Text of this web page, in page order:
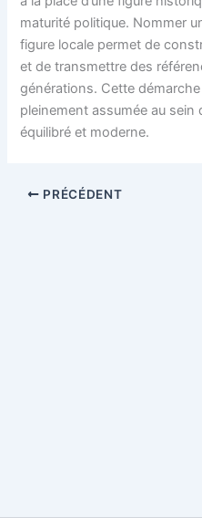
maturité politique. Nommer
figure locale permet de
et de transmettre des
générations. Cette
pleinement assumée au sein
équilibré et moderne.
PRÉCÉDENT